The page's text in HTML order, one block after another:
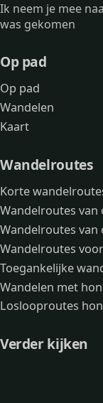
Ik neem je mee
was gekomen
Op pad
Op pad
Wandelen
Kaart
Wandelroutes
Korte
Wandelroutes van
Wandelroutes van
Wandelroutes
Toegankelijke
Wandelen met
Loslooproutes
Verder kijken